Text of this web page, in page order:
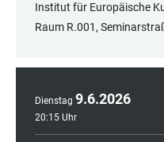
Institut für Europäische
Raum R.001,
Dienstag 9.6.2026
20:15 Uhr